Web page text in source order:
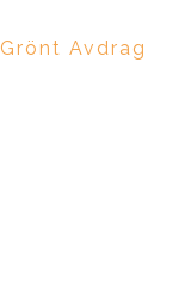
Grönt Avdrag